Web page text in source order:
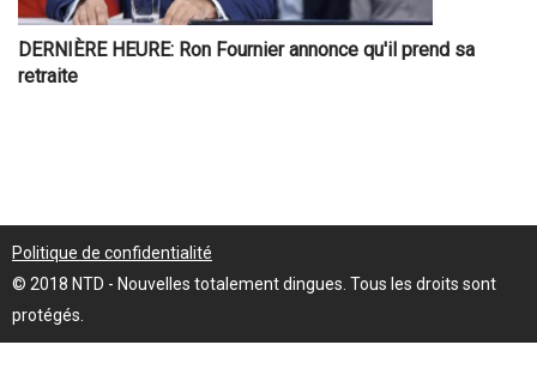
DERNIÈRE HEURE: Ron Fournier annonce qu'il prend sa
retraite
Politique de confidentialité
© 2018 NTD - Nouvelles totalement dingues. Tous les droits sont
protégés.